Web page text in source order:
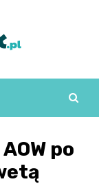
po